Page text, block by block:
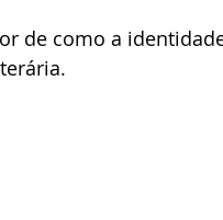
de como a